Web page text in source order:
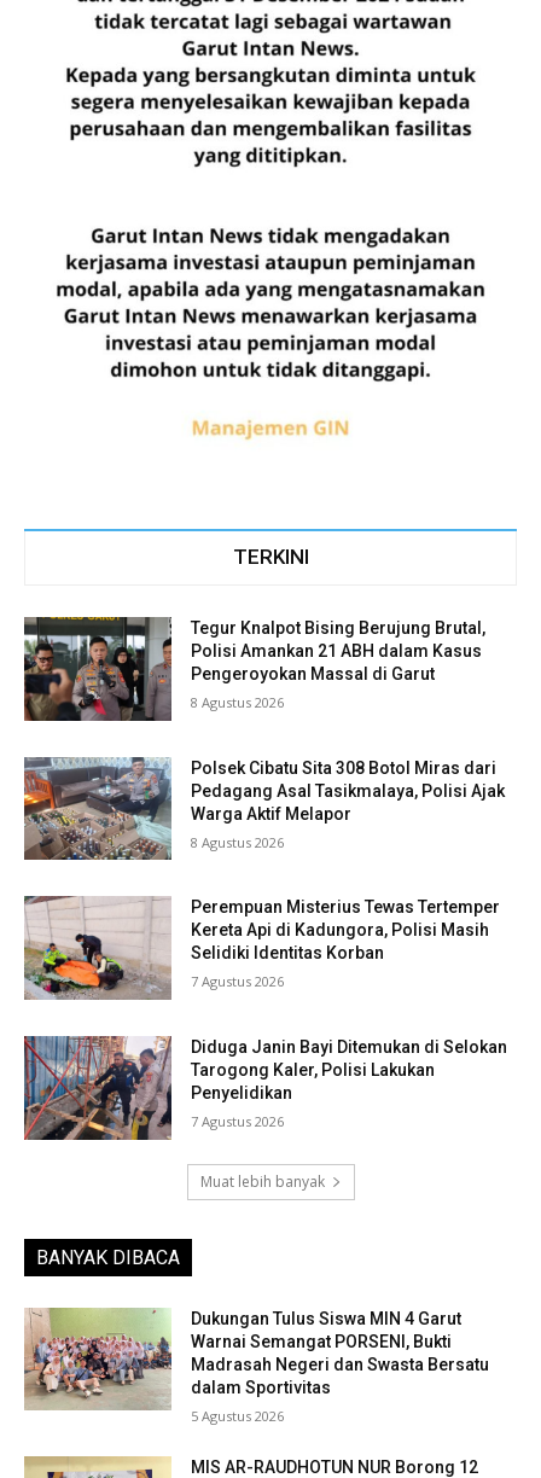
TERKINI
Tegur Knalpot Bising Berujung Brutal,
Polisi Amankan 21 ABH dalam Kasus
Pengeroyokan Massal di Garut
8 Agustus 2026
Polsek Cibatu Sita 308 Botol Miras dari
Pedagang Asal Tasikmalaya, Polisi Ajak
Warga Aktif Melapor
8 Agustus 2026
Perempuan Misterius Tewas Tertemper
Kereta Api di Kadungora, Polisi Masih
Selidiki Identitas Korban
7 Agustus 2026
Diduga Janin Bayi Ditemukan di Selokan
Tarogong Kaler, Polisi Lakukan
Penyelidikan
7 Agustus 2026
Muat lebih banyak
BANYAK DIBACA
Dukungan Tulus Siswa MIN 4 Garut
Warnai Semangat PORSENI, Bukti
Madrasah Negeri dan Swasta Bersatu
dalam Sportivitas
5 Agustus 2026
MIS AR-RAUDHOTUN NUR Borong 12